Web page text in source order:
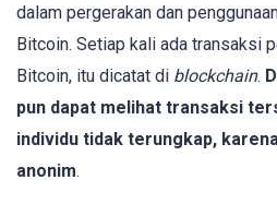
dalam pergerakan dan
Bitcoin. Setiap kali ada transaksi
Bitcoin, itu dicatat di blockchain.
pun dapat melihat transaksi
individu tidak terungkap,
anonim.